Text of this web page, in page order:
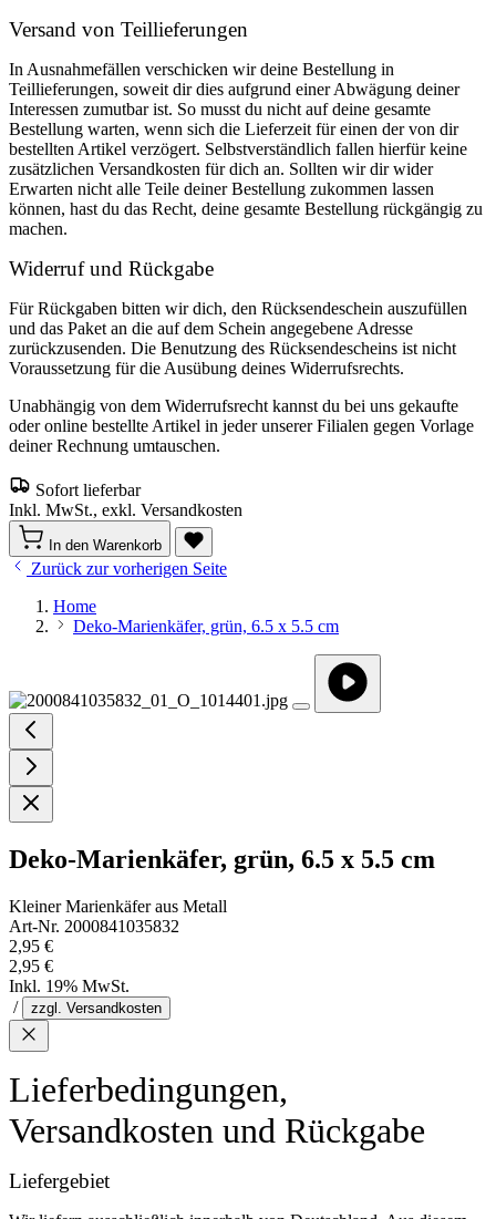
Versand von Teillieferungen
In Ausnahmefällen verschicken wir deine Bestellung in
Teillieferungen, soweit dir dies aufgrund einer Abwägung deiner
Interessen zumutbar ist. So musst du nicht auf deine gesamte
Bestellung warten, wenn sich die Lieferzeit für einen der von dir
bestellten Artikel verzögert. Selbstverständlich fallen hierfür keine
zusätzlichen Versandkosten für dich an. Sollten wir dir wider
Erwarten nicht alle Teile deiner Bestellung zukommen lassen
können, hast du das Recht, deine gesamte Bestellung rückgängig zu
machen.
Widerruf und Rückgabe
Für Rückgaben bitten wir dich, den Rücksendeschein auszufüllen
und das Paket an die auf dem Schein angegebene Adresse
zurückzusenden. Die Benutzung des Rücksendescheins ist nicht
Voraussetzung für die Ausübung deines Widerrufsrechts.
Unabhängig von dem Widerrufsrecht kannst du bei uns gekaufte
oder online bestellte Artikel in jeder unserer Filialen gegen Vorlage
deiner Rechnung umtauschen.
Sofort lieferbar
Inkl. MwSt., exkl. Versandkosten
In den Warenkorb
Zurück zur vorherigen Seite
Home
Deko-Marienkäfer, grün, 6.5 x 5.5 cm
Deko-Marienkäfer, grün, 6.5 x 5.5 cm
Kleiner Marienkäfer aus Metall
Art-Nr. 2000841035832
2,95 €
2,95 €
Inkl. 19% MwSt.
/
zzgl. Versandkosten
Lieferbedingungen,
Versandkosten und Rückgabe
Liefergebiet